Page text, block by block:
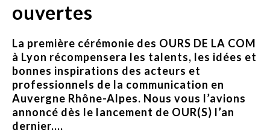
ouvertes
La première cérémonie des OURS DE LA COM
à Lyon récompensera les talents, les idées et
bonnes inspirations des acteurs et
professionnels de la communication en
Auvergne Rhône-Alpes. Nous vous l’avions
annoncé dès le lancement de OUR(S) l’an
dernier....